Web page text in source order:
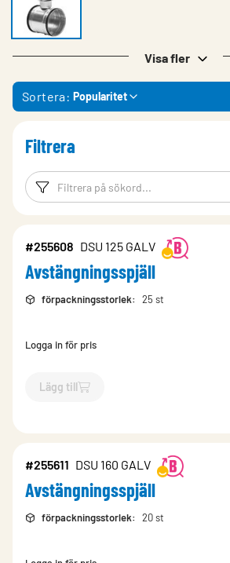
Visa fler
Sortera: Popularitet
Filtrera
Filtreringsord
#255608 DSU 125 GALV
Avstängningsspjäll
förpackningsstorlek: 25 st
Logga in för pris
Lägg till
`$Lägg till
#255611 DSU 160 GALV
Avstängningsspjäll
förpackningsstorlek: 20 st